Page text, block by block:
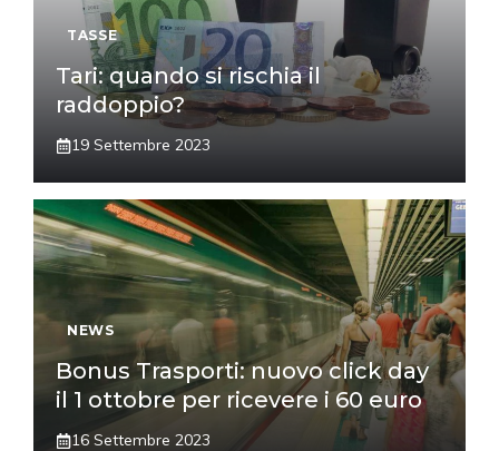
TASSE
Tari: quando si rischia il
raddoppio?
19 Settembre 2023
NEWS
Bonus Trasporti: nuovo click day
il 1 ottobre per ricevere i 60 euro
16 Settembre 2023